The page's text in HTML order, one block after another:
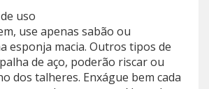
uso
use apenas sabão ou
esponja macia. Outros tipos de
de aço, poderão riscar ou
dos talheres. Enxágue bem cada